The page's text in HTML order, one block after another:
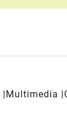
Multimedia